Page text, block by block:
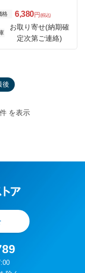
格 6,380円 (税込)
お取り寄せ(納期確
定次第ご連絡)
を表示
後